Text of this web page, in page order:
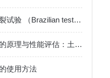
巴西圆盘劈裂试验 （Brazilian test）声发射定位结果
四联直剪仪的原理与性能评估：土壤力学研究的新工具
使用方法